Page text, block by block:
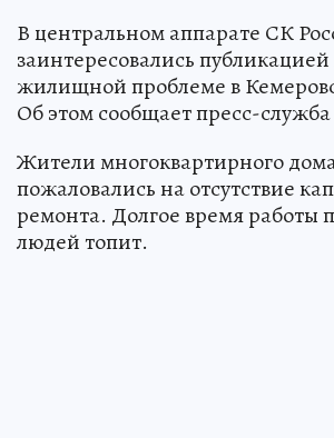
В центральном аппарате СК
заинтересовались публикацией
жилищной проблеме в
Об этом сообщает пресс-служба
Жители многоквартирного
пожаловались на отсутствие
ремонта. Долгое время работы
людей топит.